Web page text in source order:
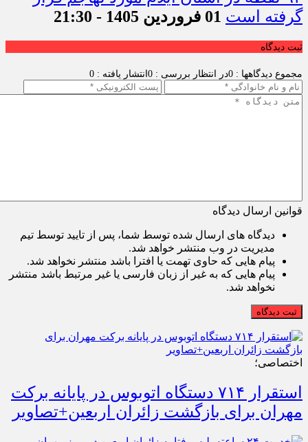
گرفته است 01 فروردین 1405 - 21:30
ثبت دیدگاه
مجموع دیدگاهها : 0 در انتظار بررسی : 0 انتشار یافته : 0
قوانین ارسال دیدگاه
دیدگاه های ارسال شده توسط شما، پس از تایید توسط تیم
مدیریت در وب منتشر خواهد شد.
پیام هایی که حاوی تهمت یا افترا باشد منتشر نخواهد شد.
پیام هایی که به غیر از زبان فارسی یا غیر مرتبط باشد منتشر
نخواهد شد.
ثبت دیدگاه
اختصاصی؛
استقرار ۷۱۴ دستگاه اتوبوس در پایانه برکت
مهران برای بازگشت زائران اربعین+تصاویر